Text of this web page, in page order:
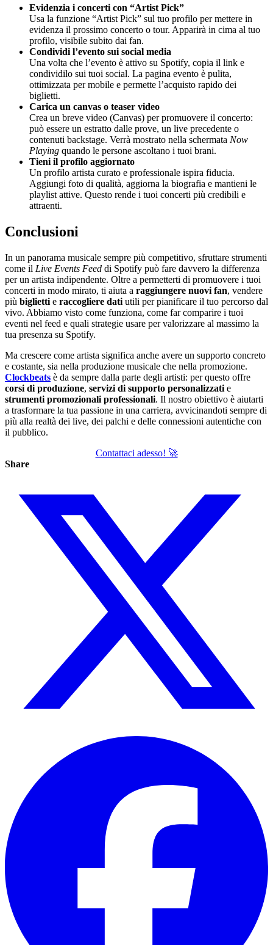
Evidenzia i concerti con “Artist Pick”
Usa la funzione “Artist Pick” sul tuo profilo per mettere in
evidenza il prossimo concerto o tour. Apparirà in cima al tuo
profilo, visibile subito dai fan.
Condividi l’evento sui social media
Una volta che l’evento è attivo su Spotify, copia il link e
condividilo sui tuoi social. La pagina evento è pulita,
ottimizzata per mobile e permette l’acquisto rapido dei
biglietti.
Carica un canvas o teaser video
Crea un breve video (Canvas) per promuovere il concerto:
può essere un estratto dalle prove, un live precedente o
contenuti backstage. Verrà mostrato nella schermata Now
Playing quando le persone ascoltano i tuoi brani.
Tieni il profilo aggiornato
Un profilo artista curato e professionale ispira fiducia.
Aggiungi foto di qualità, aggiorna la biografia e mantieni le
playlist attive. Questo rende i tuoi concerti più credibili e
attraenti.
Conclusioni
In un panorama musicale sempre più competitivo, sfruttare strumenti
come il Live Events Feed di Spotify può fare davvero la differenza
per un artista indipendente. Oltre a permetterti di promuovere i tuoi
concerti in modo mirato, ti aiuta a raggiungere nuovi fan, vendere
più biglietti e raccogliere dati utili per pianificare il tuo percorso dal
vivo. Abbiamo visto come funziona, come far comparire i tuoi
eventi nel feed e quali strategie usare per valorizzare al massimo la
tua presenza su Spotify.
Ma crescere come artista significa anche avere un supporto concreto
e costante, sia nella produzione musicale che nella promozione.
Clockbeats è da sempre dalla parte degli artisti: per questo offre
corsi di produzione, servizi di supporto personalizzati e
strumenti promozionali professionali. Il nostro obiettivo è aiutarti
a trasformare la tua passione in una carriera, avvicinandoti sempre di
più alla realtà dei live, dei palchi e delle connessioni autentiche con
il pubblico.
Contattaci adesso! 🚀
Share